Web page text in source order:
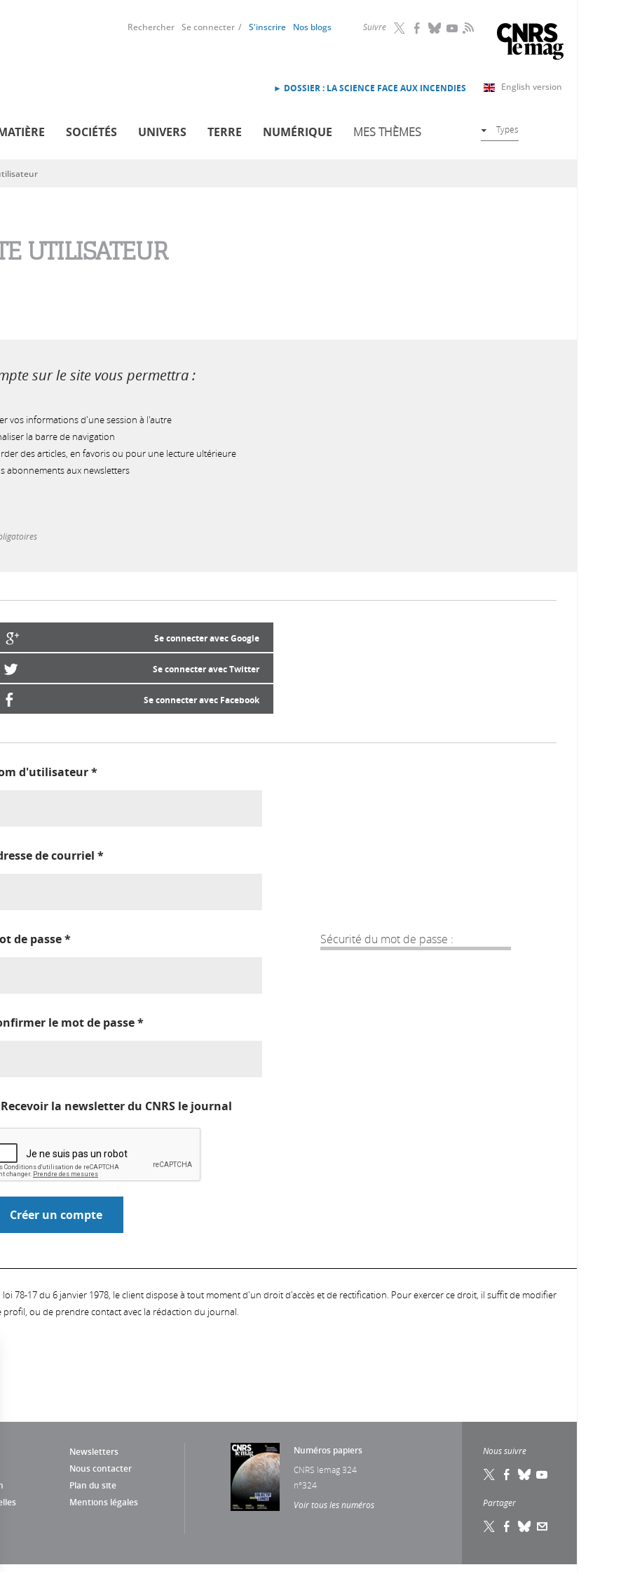
Suivre RSS
Rechercher Se connecter S'inscrire Nos blogs
English version
► DOSSIER : LA SCIENCE FACE AUX INCENDIES
SOCIÉTÉS UNIVERS TERRE NUMÉRIQUE MES THÈMES Types
UTILISATEUR
sur le site vous permettra :
vos informations d'une session à l'autre
la barre de navigation
des articles, en favoris ou pour une lecture ultérieure
abonnements aux newsletters
Se connecter avec Google
Se connecter avec Twitter
Se connecter avec Facebook
d'utilisateur*
de courriel *
Sécurité du mot de passe :
de passe*
le mot de passe*
Recevoir la newsletter du CNRS le journal
78-17 du 6 janvier 1978, le client dispose à tout moment d'un droit d'accès et de rectification. Pour exercer ce droit, il suffit de modifier
ou de prendre contact avec la rédaction du journal.
Newsletters
Nous contacter
Plan du site
Mentions légales
Numéros papiers
CNRS lemag 324
n°324
Voir tous les numéros
Nous suivre
Partager